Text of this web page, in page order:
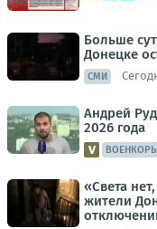
Больше
Донецке
СМИ
Андрей
2026 года
«Света
жители